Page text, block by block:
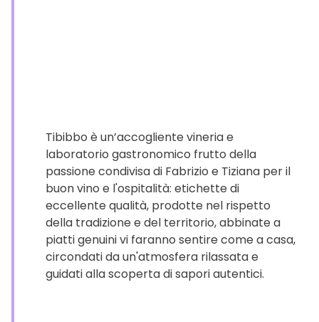
Tibibbo è un’accogliente vineria e
laboratorio gastronomico frutto della
passione condivisa di Fabrizio e Tiziana per il
buon vino e l'ospitalità: etichette di
eccellente qualità, prodotte nel rispetto
della tradizione e del territorio, abbinate a
piatti genuini vi faranno sentire come a casa,
circondati da un'atmosfera rilassata e
guidati alla scoperta di sapori autentici.